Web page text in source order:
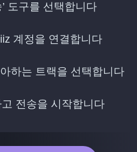
도구를 선택합니다
계정을 연결합니다
하는 트랙을 선택합니다
전송을 시작합니다